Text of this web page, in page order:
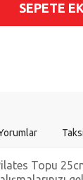
SEPETE
Topu